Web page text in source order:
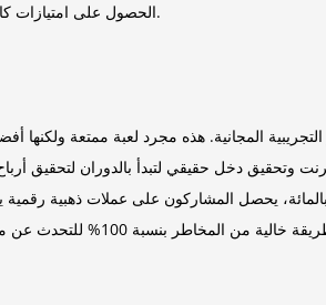
الحصول على امتيازات كازينو محلية فريدة سواء كنت شخصًا أو لاعبًا ممتازًا.
المجانية. هذه مجرد لعبة ممتعة ولكنها
وتحقيق دخل حقيقي لتبدأ بالدوران لتحقيق
ألاسكا مجانًا من خلال الاستفادة بشدة من العرض التوضيحي للعبة. ضمن نوع اللعب الحر بنسبة 100